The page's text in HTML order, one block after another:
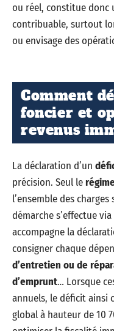
ou réel, constitue donc
contribuable, surtout
ou envisage des
Comment
foncier et
revenus
La déclaration d’un
précision. Seul le
l’ensemble des charges
démarche s’effectue
accompagne la
consigner chaque
d’entretien ou de
d’emprunt… Lorsque
annuels, le déficit ainsi
global à hauteur de 10